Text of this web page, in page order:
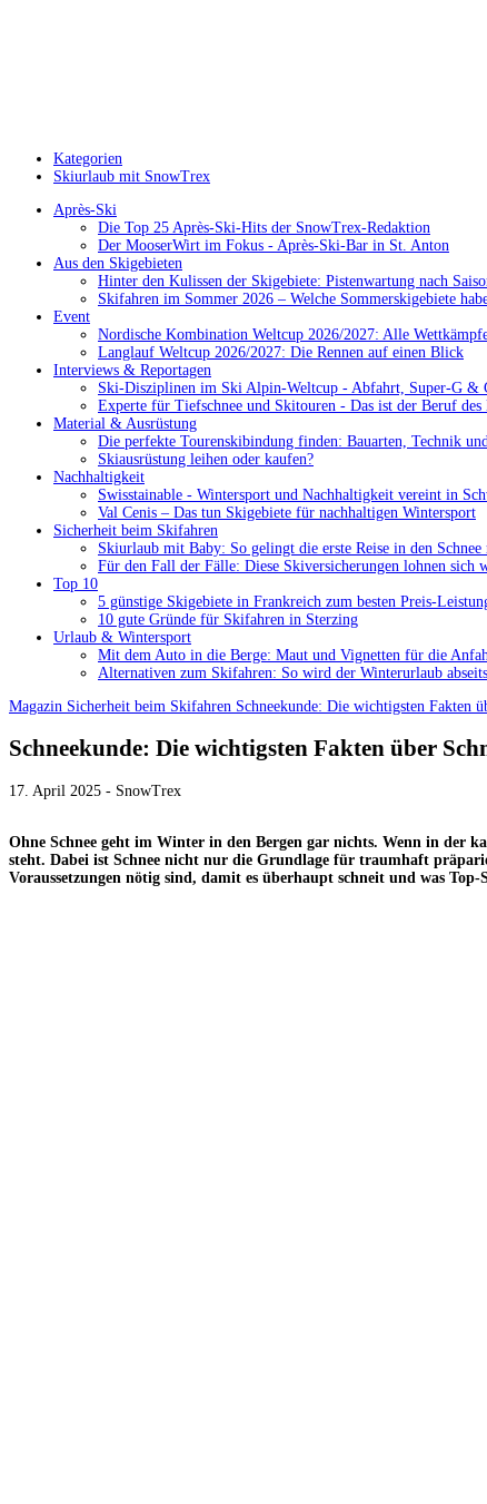
Kategorien
Skiurlaub mit SnowTrex
Après-Ski
Die Top 25 Après-Ski-Hits der SnowTrex-Redaktion
Der MooserWirt im Fokus - Après-Ski-Bar in St. Anton
Aus den Skigebieten
Hinter den Kulissen der Skigebiete: Pistenwartung nach
Skifahren im Sommer 2026 – Welche Sommerskigebiete
Event
Nordische Kombination Weltcup 2026/2027: Alle
Langlauf Weltcup 2026/2027: Die Rennen auf einen Blick
Interviews & Reportagen
Ski-Disziplinen im Ski Alpin-Weltcup - Abfahrt, Super-G &
Experte für Tiefschnee und Skitouren - Das ist der Beruf des
Material & Ausrüstung
Die perfekte Tourenskibindung finden: Bauarten, Technik
Skiausrüstung leihen oder kaufen?
Nachhaltigkeit
Swisstainable - Wintersport und Nachhaltigkeit vereint in
Val Cenis – Das tun Skigebiete für nachhaltigen Wintersport
Sicherheit beim Skifahren
Skiurlaub mit Baby: So gelingt die erste Reise in den
Für den Fall der Fälle: Diese Skiversicherungen lohnen sich
Top 10
5 günstige Skigebiete in Frankreich zum besten Preis-
10 gute Gründe für Skifahren in Sterzing
Urlaub & Wintersport
Mit dem Auto in die Berge: Maut und Vignetten für die
Alternativen zum Skifahren: So wird der Winterurlaub
Magazin Sicherheit beim Skifahren Schneekunde: Die wichtigsten Fakten
Schneekunde: Die wichtigsten Fakten über
17. April 2025 - SnowTrex
Ohne Schnee geht im Winter in den Bergen gar nichts. Wenn in der
steht. Dabei ist Schnee nicht nur die Grundlage für traumhaft
Voraussetzungen nötig sind, damit es überhaupt schneit und was Top-